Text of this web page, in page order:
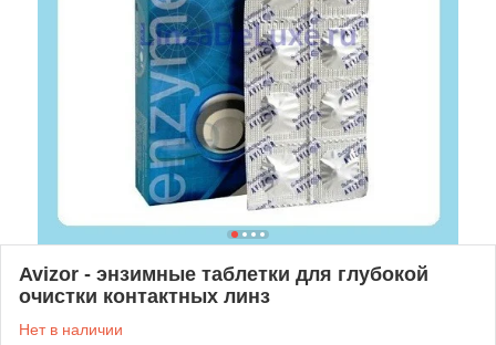
Avizor - энзимные таблетки для глубокой
очистки контактных линз
Нет в наличии